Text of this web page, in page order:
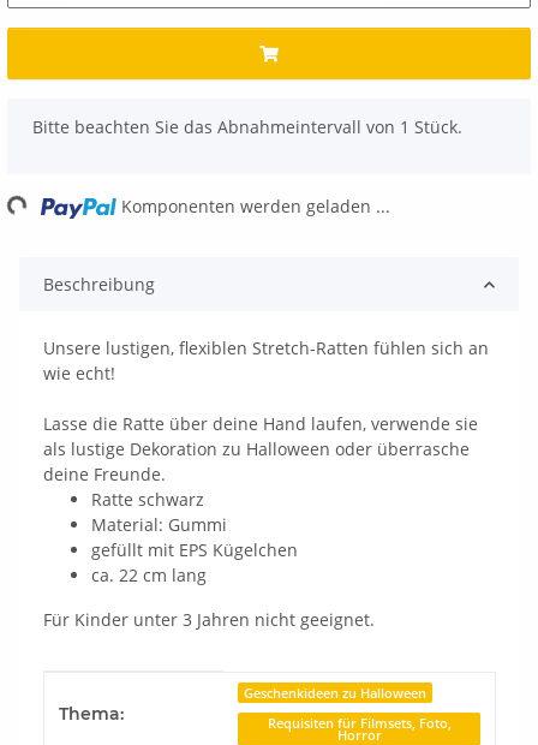
x
Bitte beachten Sie das Abnahmeintervall von 1 Stück.
Komponenten werden geladen ...
Beschreibung
Unsere lustigen, flexiblen Stretch-Ratten fühlen sich an
wie echt!
Lasse die Ratte über deine Hand laufen, verwende sie
als lustige Dekoration zu Halloween oder überrasche
deine Freunde.
Ratte schwarz
Material: Gummi
gefüllt mit EPS Kügelchen
ca. 22 cm lang
Für Kinder unter 3 Jahren nicht geeignet.
Thema:
Geschenkideen zu Halloween
Requisiten für Filmsets, Foto,
Horror